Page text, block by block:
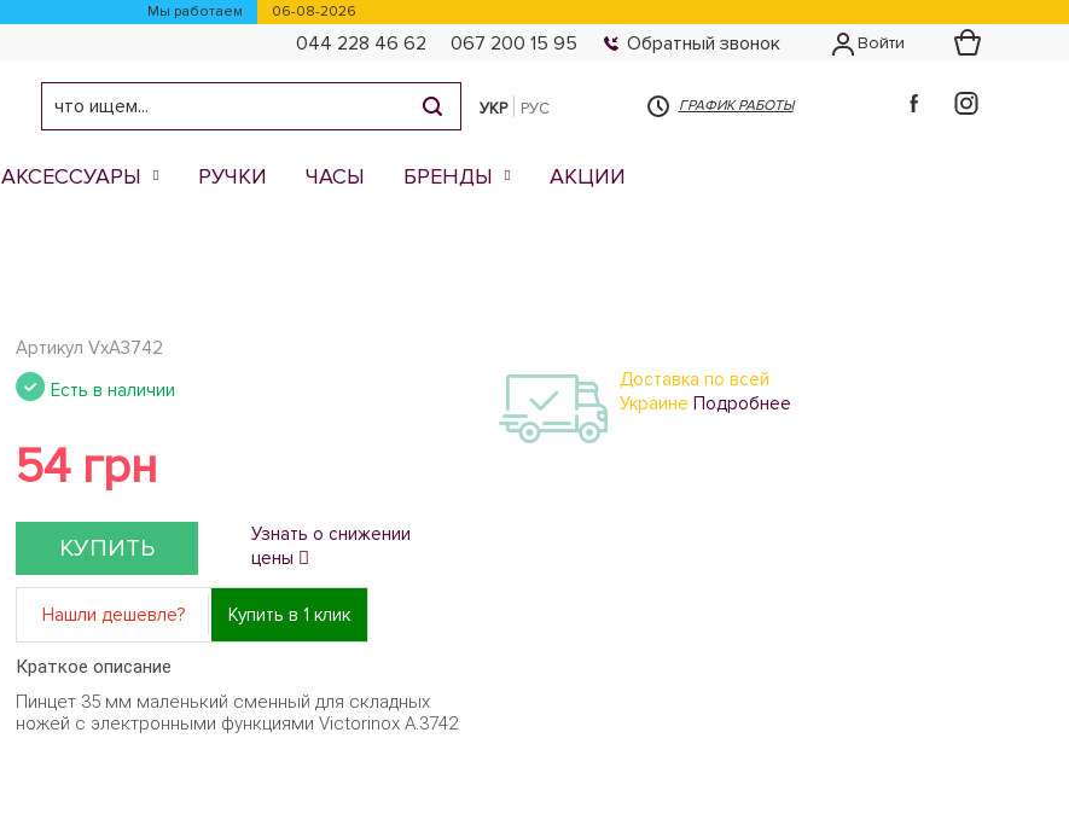
Мы работаем 06-08-2026
044 228 46 62 067 200 15 95 Обратный звонок Войти
УКР РУС ГРАФИК РАБОТЫ
АКСЕССУАРЫ РУЧКИ ЧАСЫ БРЕНДЫ АКЦИИ
Артикул VxA3742
Есть в наличии
54 грн
КУПИТЬ
Узнать о снижении
цены
Нашли дешевле? Купить в 1 клик
Краткое описание
Пинцет 35 мм маленький сменный для складных
ножей с электронными функциями Victorinox A.3742
Доставка по всей
Украине Подробнее